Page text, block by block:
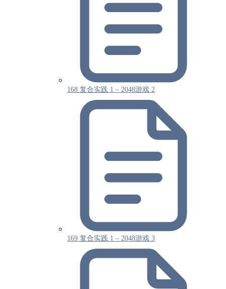
168 复合实践 1 – 2048游戏 2
169 复合实践 1 – 2048游戏 3